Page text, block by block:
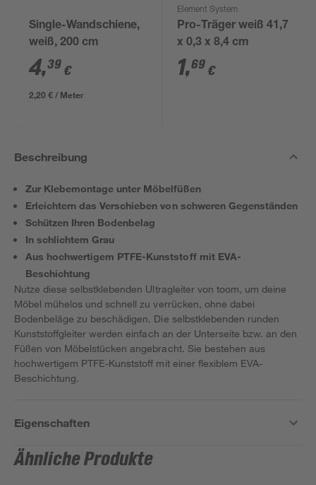
Single-Wandschiene,
weiß, 200 cm
4,39 €
2,20 € / Meter
Element System
Pro-Träger weiß 41,7
x 0,3 x 8,4 cm
1,69 €
Beschreibung
Zur Klebemontage unter Möbelfüßen
Erleichtern das Verschieben von schweren Gegenständen
Schützen Ihren Bodenbelag
In schlichtem Grau
Aus hochwertigem PTFE-Kunststoff mit EVA-
Beschichtung
Nutze diese selbstklebenden Ultragleiter von toom, um deine
Möbel mühelos und schnell zu verrücken, ohne dabei
Bodenbeläge zu beschädigen. Die selbstklebenden runden
Kunststoffgleiter werden einfach an der Unterseite bzw. an den
Füßen von Möbelstücken angebracht. Sie bestehen aus
hochwertigem PTFE-Kunststoff mit einer flexiblem EVA-
Beschichtung.
Eigenschaften
Ähnliche Produkte